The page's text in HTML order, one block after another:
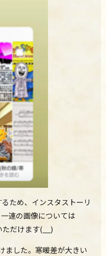
ため、インスタストーリ
連の画像については
ただけます(__)
ました。寒暖差が大きい